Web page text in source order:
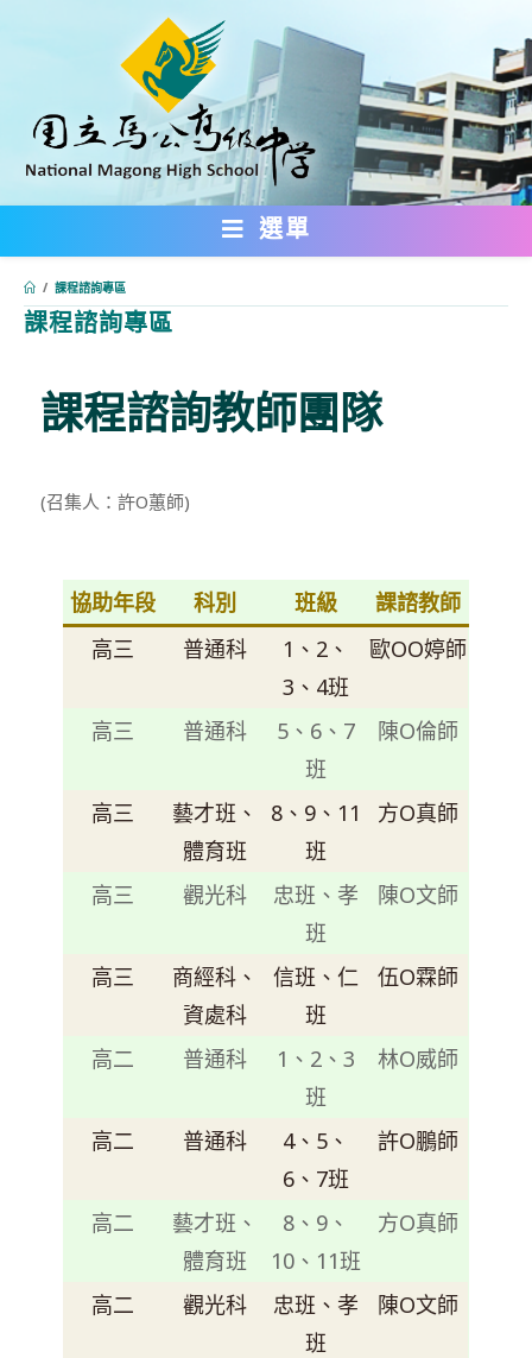
內
選單
課程諮詢專區
/ 課程諮詢專區
課程諮詢教師團隊
(召集人：許O蕙師)
協助年段 科別 班級
課諮教師
高三
普通科
1、2、
3、4班
歐OO婷師
高三 普通科
5、6、7
班
陳O倫師
高三
藝才班、
體育班
8、9、11
班
方O真師
高三 觀光科
忠班、孝
班
陳O文師
高三
商經科、
資處科
信班、仁
班
伍O霖師
高二 普通科
1、2、3
班
林O威師
高二 普通科
4、5、
6、7班
許O鵬師
高二
藝才班、
體育班
8、9、
10、11班
方O真師
高二 觀光科
忠班、孝
班
陳O文師